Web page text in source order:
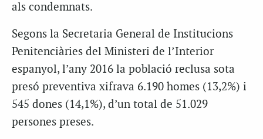
als condemnats.
Segons la Secretaria General de Institucions
Penitenciàries del Ministeri de l’Interior
espanyol, l’any 2016 la població reclusa sota
presó preventiva xifrava 6.190 homes (13,2%) i
545 dones (14,1%), d’un total de 51.029
persones preses.